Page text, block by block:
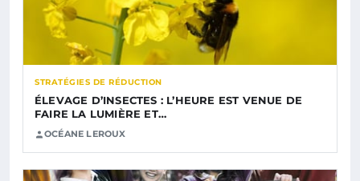
STRATÉGIES DE RÉDUCTION
ÉLEVAGE D’INSECTES : L’HEURE EST VENUE DE
FAIRE LA LUMIÈRE ET…
OCÉANE LEROUX